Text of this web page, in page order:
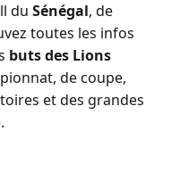
du Sénégal, de
toutes les infos
buts des Lions
de coupe,
et des grandes